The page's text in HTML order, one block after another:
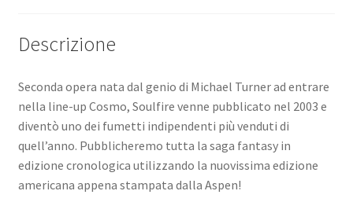
Descrizione
Seconda opera nata dal genio di Michael Turner ad entrare
nella line-up Cosmo, Soulfire venne pubblicato nel 2003 e
diventò uno dei fumetti indipendenti più venduti di
quell’anno. Pubblicheremo tutta la saga fantasy in
edizione cronologica utilizzando la nuovissima edizione
americana appena stampata dalla Aspen!